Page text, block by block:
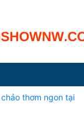
thơm ngon tại